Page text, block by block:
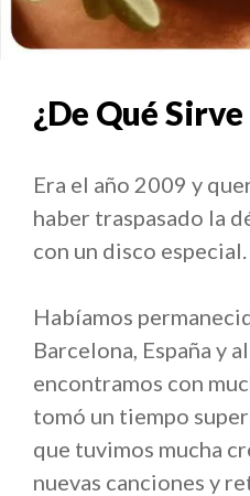
¿De Qué
Era el año 2009 y
haber traspasado la
con un disco especial.
Habíamos
Barcelona, España y
encontramos con
tomó un tiempo
que tuvimos mucha
nuevas canciones y